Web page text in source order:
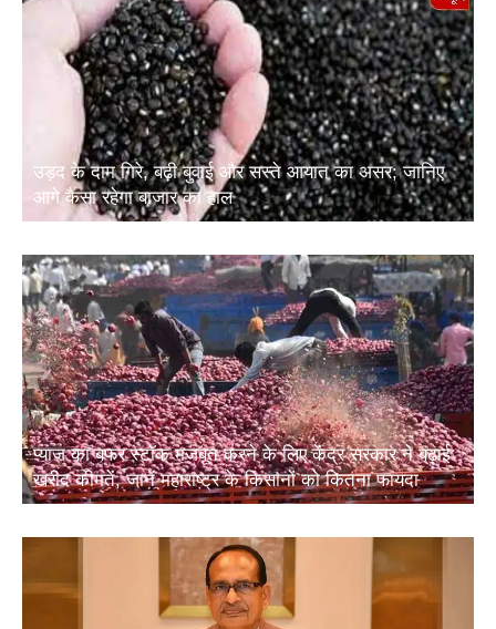
उड़द के दाम गिरे, बढ़ी बुवाई और सस्ते आयात का असर; जानिए
आगे कैसा रहेगा बाजार का हाल
प्याज का बफर स्टॉक मजबूत करने के लिए केंद्र सरकार ने बढ़ाई
खरीद कीमतें, जानें महाराष्ट्र के किसानों को कितना फायदा